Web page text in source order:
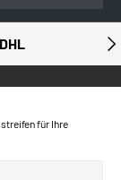
für Ihre